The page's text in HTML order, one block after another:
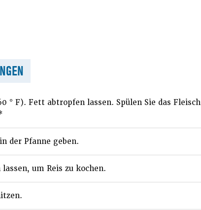
° F). Fett abtropfen lassen. Spülen Sie das Fleisch
der Pfanne geben.
um Reis zu kochen.